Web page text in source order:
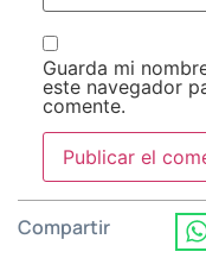
Guarda mi
este navegador
comente.
Compartir